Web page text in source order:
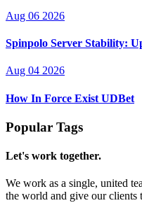
Aug 06 2026
Spinpolo Server Stability:
Aug 04 2026
How In Force Exist UDBet
Popular Tags
Let's work together.
We work as a single, united
the world and give our clients